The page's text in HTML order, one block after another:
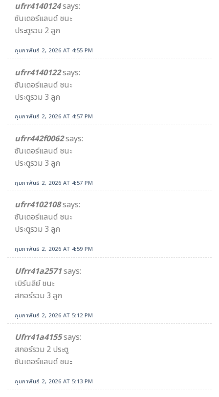
ufrr4140124says:
ซันเดอร์แลนด์ ชนะ
ประตูรวม 2 ลูก
กุมภาพันธ์ 2, 2026 AT 4:55 PM
ufrr4140122says:
ซันเดอร์แลนด์ ชนะ
ประตูรวม 3 ลูก
กุมภาพันธ์ 2, 2026 AT 4:57 PM
ufrr442f0062says:
ซันเดอร์แลนด์ ชนะ
ประตูรวม 3 ลูก
กุมภาพันธ์ 2, 2026 AT 4:57 PM
ufrr4102108says:
ซันเดอร์แลนด์ ชนะ
ประตูรวม 3 ลูก
กุมภาพันธ์ 2, 2026 AT 4:59 PM
Ufrr41a2571says:
เบิร์นลีย์ ชนะ
สกอร์รวม 3 ลูก
กุมภาพันธ์ 2, 2026 AT 5:12 PM
Ufrr41a4155says:
สกอร์รวม 2 ประตู
ซันเดอร์แลนด์ ชนะ
กุมภาพันธ์ 2, 2026 AT 5:13 PM